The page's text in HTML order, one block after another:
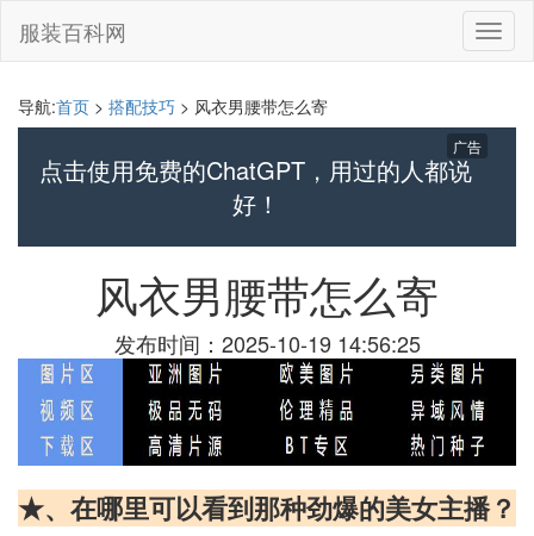
切
换
服装百科网
导航:首页 > 搭配技巧 > 风衣男腰带怎么寄
点击使用免费的ChatGPT，用过的人都说
好！
广告
风衣男腰带怎么寄
发布时间：2025-10-19 14:56:25
★、在哪里可以看到那种劲爆的美女主播？